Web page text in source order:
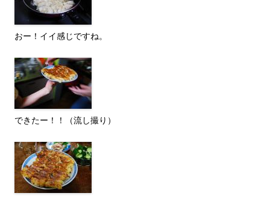
おー！イイ感じですね。
できたー！！（流し撮り）